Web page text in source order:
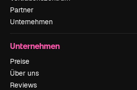
Partner
Unternehmen
Unternehmen
Preise
Über uns
Reviews